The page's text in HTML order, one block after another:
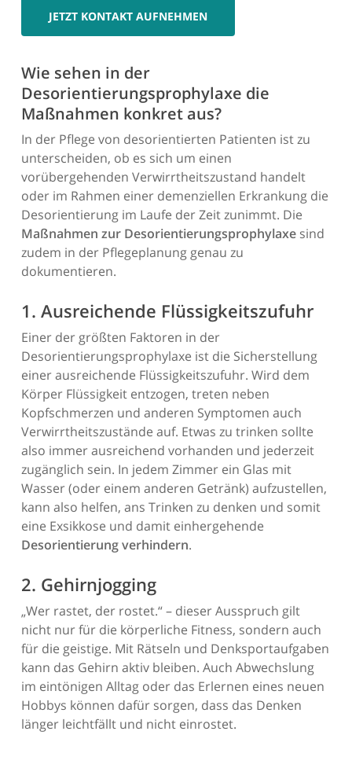
JETZT KONTAKT AUFNEHMEN
Wie sehen in der
Desorientierungsprophylaxe die
Maßnahmen konkret aus?
In der Pflege von desorientierten Patienten ist zu
unterscheiden, ob es sich um einen
vorübergehenden Verwirrtheitszustand handelt
oder im Rahmen einer demenziellen Erkrankung die
Desorientierung im Laufe der Zeit zunimmt. Die
Maßnahmen zur Desorientierungsprophylaxesind
zudem in der Pflegeplanung genau zu
dokumentieren.
1. Ausreichende Flüssigkeitszufuhr
Einer der größten Faktoren in der
Desorientierungsprophylaxe ist die Sicherstellung
einer ausreichende Flüssigkeitszufuhr. Wird dem
Körper Flüssigkeit entzogen, treten neben
Kopfschmerzen und anderen Symptomen auch
Verwirrtheitszustände auf. Etwas zu trinken sollte
also immer ausreichend vorhanden und jederzeit
zugänglich sein. In jedem Zimmer ein Glas mit
Wasser (oder einem anderen Getränk) aufzustellen,
kann also helfen, ans Trinken zu denken und somit
eine Exsikkose und damit einhergehende
Desorientierung verhindern.
2. Gehirnjogging
„Wer rastet, der rostet.“ – dieser Ausspruch gilt
nicht nur für die körperliche Fitness, sondern auch
für die geistige. Mit Rätseln und Denksportaufgaben
kann das Gehirn aktiv bleiben. Auch Abwechslung
im eintönigen Alltag oder das Erlernen eines neuen
Hobbys können dafür sorgen, dass das Denken
länger leichtfällt und nicht einrostet.